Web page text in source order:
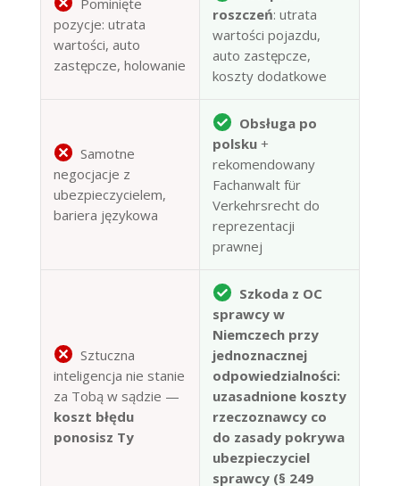
pozycje: utrata
wartości, auto
zastępcze, holowanie
roszczeń: utrata
wartości pojazdu,
auto zastępcze,
koszty dodatkowe
Samotne
negocjacje z
ubezpieczycielem,
bariera językowa
Obsługa po
polsku+
rekomendowany
Fachanwalt für
Verkehrsrecht do
reprezentacji
prawnej
Sztuczna
inteligencja nie stanie
za Tobą w sądzie —
koszt błędu
ponosisz Ty
Szkoda z OC
sprawcy w
Niemczech przy
jednoznacznej
odpowiedzialności:
uzasadnione koszty
rzeczoznawcy co
do zasady pokrywa
ubezpieczyciel
sprawcy (§ 249